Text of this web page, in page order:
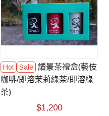
讀景茶禮盒(藝伎
咖啡/即溶茉莉綠茶/即溶綠
茶)
$1,200